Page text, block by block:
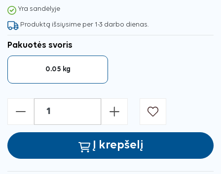
Yra sandėlyje
Produktą išsiųsime per 1-3 darbo dienas.
Pakuotės svoris
0.05 kg
- +
Į krepšelį